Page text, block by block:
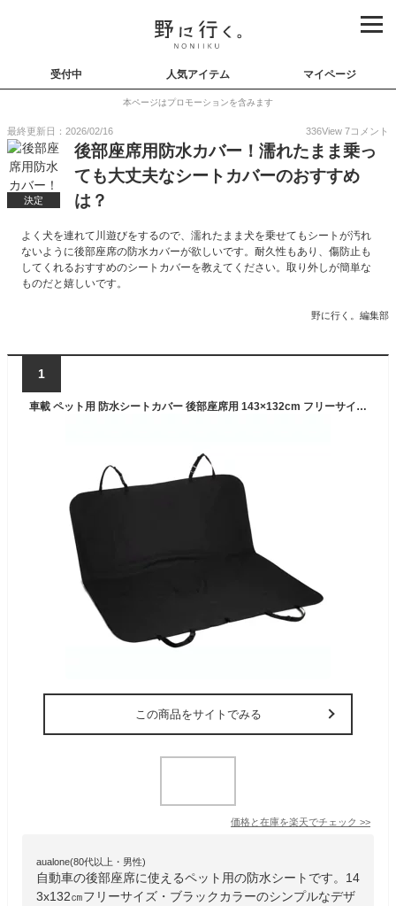
受付中 人気アイテム マイページ
本ページはプロモーションを含みます
最終更新日：2026/02/16 336View 7コメント
決定
後部座席用防水カバー！濡れたまま乗っ
ても大丈夫なシートカバーのおすすめ
は？
よく犬を連れて川遊びをするので、濡れたまま犬を乗せてもシートが汚れ
ないように後部座席の防水カバーが欲しいです。耐久性もあり、傷防止も
してくれるおすすめのシートカバーを教えてください。取り外しが簡単な
ものだと嬉しいです。
野に行く。編集部
1
車載 ペット用 防水シートカバー 後部座席用 143×132cm フリーサイズ (ブラック)[送料無料(一部地域を除く)]
この商品をサイトでみる
価格と在庫を楽天でチェック >>
aualone(80代以上・男性)
自動車の後部座席に使えるペット用の防水シートです。14
3x132㎝フリーサイズ・ブラックカラーのシンプルなデザ